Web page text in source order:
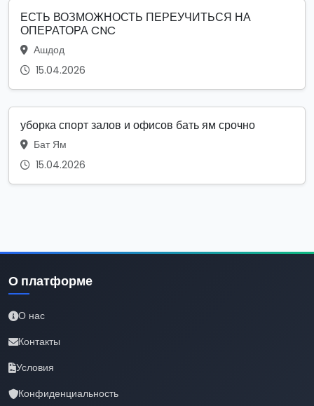
ЕСТЬ ВОЗМОЖНОСТЬ ПЕРЕУЧИТЬСЯ НА
ОПЕРАТОРА CNC
Ашдод
15.04.2026
уборка спорт залов и офисов бать ям срочно
Бат Ям
15.04.2026
О платформе
О нас
Контакты
Условия
Конфиденциальность